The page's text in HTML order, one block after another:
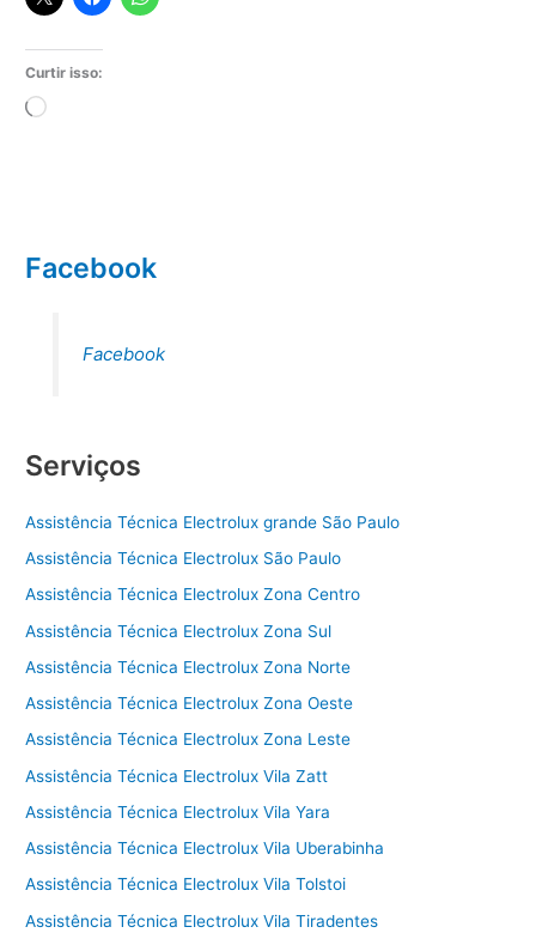
Curtir isso:
Carregando...
Facebook
Facebook
Serviços
Assistência Técnica Electrolux grande São Paulo
Assistência Técnica Electrolux São Paulo
Assistência Técnica Electrolux Zona Centro
Assistência Técnica Electrolux Zona Sul
Assistência Técnica Electrolux Zona Norte
Assistência Técnica Electrolux Zona Oeste
Assistência Técnica Electrolux Zona Leste
Assistência Técnica Electrolux Vila Zatt
Assistência Técnica Electrolux Vila Yara
Assistência Técnica Electrolux Vila Uberabinha
Assistência Técnica Electrolux Vila Tolstoi
Assistência Técnica Electrolux Vila Tiradentes